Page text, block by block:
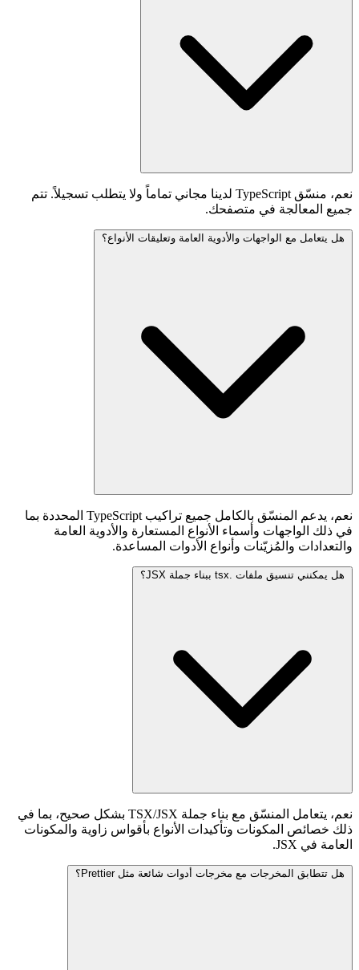
نعم، منسّق TypeScript لدينا مجاني تماماً ولا يتطلب تسجيلاً. تتم
جميع المعالجة في متصفحك.
هل يتعامل مع الواجهات والأدوية العامة وتعليقات الأنواع؟
نعم، يدعم المنسّق بالكامل جميع تراكيب TypeScript المحددة بما
في ذلك الواجهات وأسماء الأنواع المستعارة والأدوية العامة
والتعدادات والمُزيّنات وأنواع الأدوات المساعدة.
هل يمكنني تنسيق ملفات .tsx ببناء جملة JSX؟
نعم، يتعامل المنسّق مع بناء جملة TSX/JSX بشكل صحيح، بما في
ذلك خصائص المكونات وتأكيدات الأنواع بأقواس زاوية والمكونات
العامة في JSX.
هل تتطابق المخرجات مع مخرجات أدوات شائعة مثل Prettier؟